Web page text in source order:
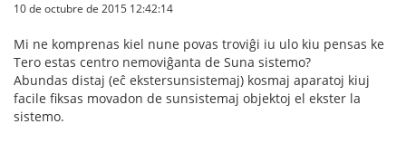
10 de octubre de 2015 12:42:14
Mi ne komprenas kiel nune povas troviĝi iu ulo kiu pensas ke
Tero estas centro nemoviĝanta de Suna sistemo?
Abundas distaj (eĉ ekstersunsistemaj) kosmaj aparatoj kiuj
facile fiksas movadon de sunsistemaj objektoj el ekster la
sistemo.